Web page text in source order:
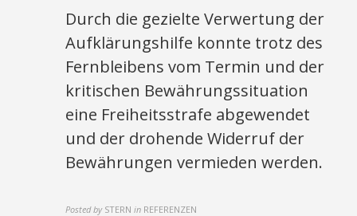
Durch die gezielte Verwertung der
Aufklärungshilfe konnte trotz des
Fernbleibens vom Termin und der
kritischen Bewährungssituation
eine Freiheitsstrafe abgewendet
und der drohende Widerruf der
Bewährungen vermieden werden.
Posted by STERN in REFERENZEN